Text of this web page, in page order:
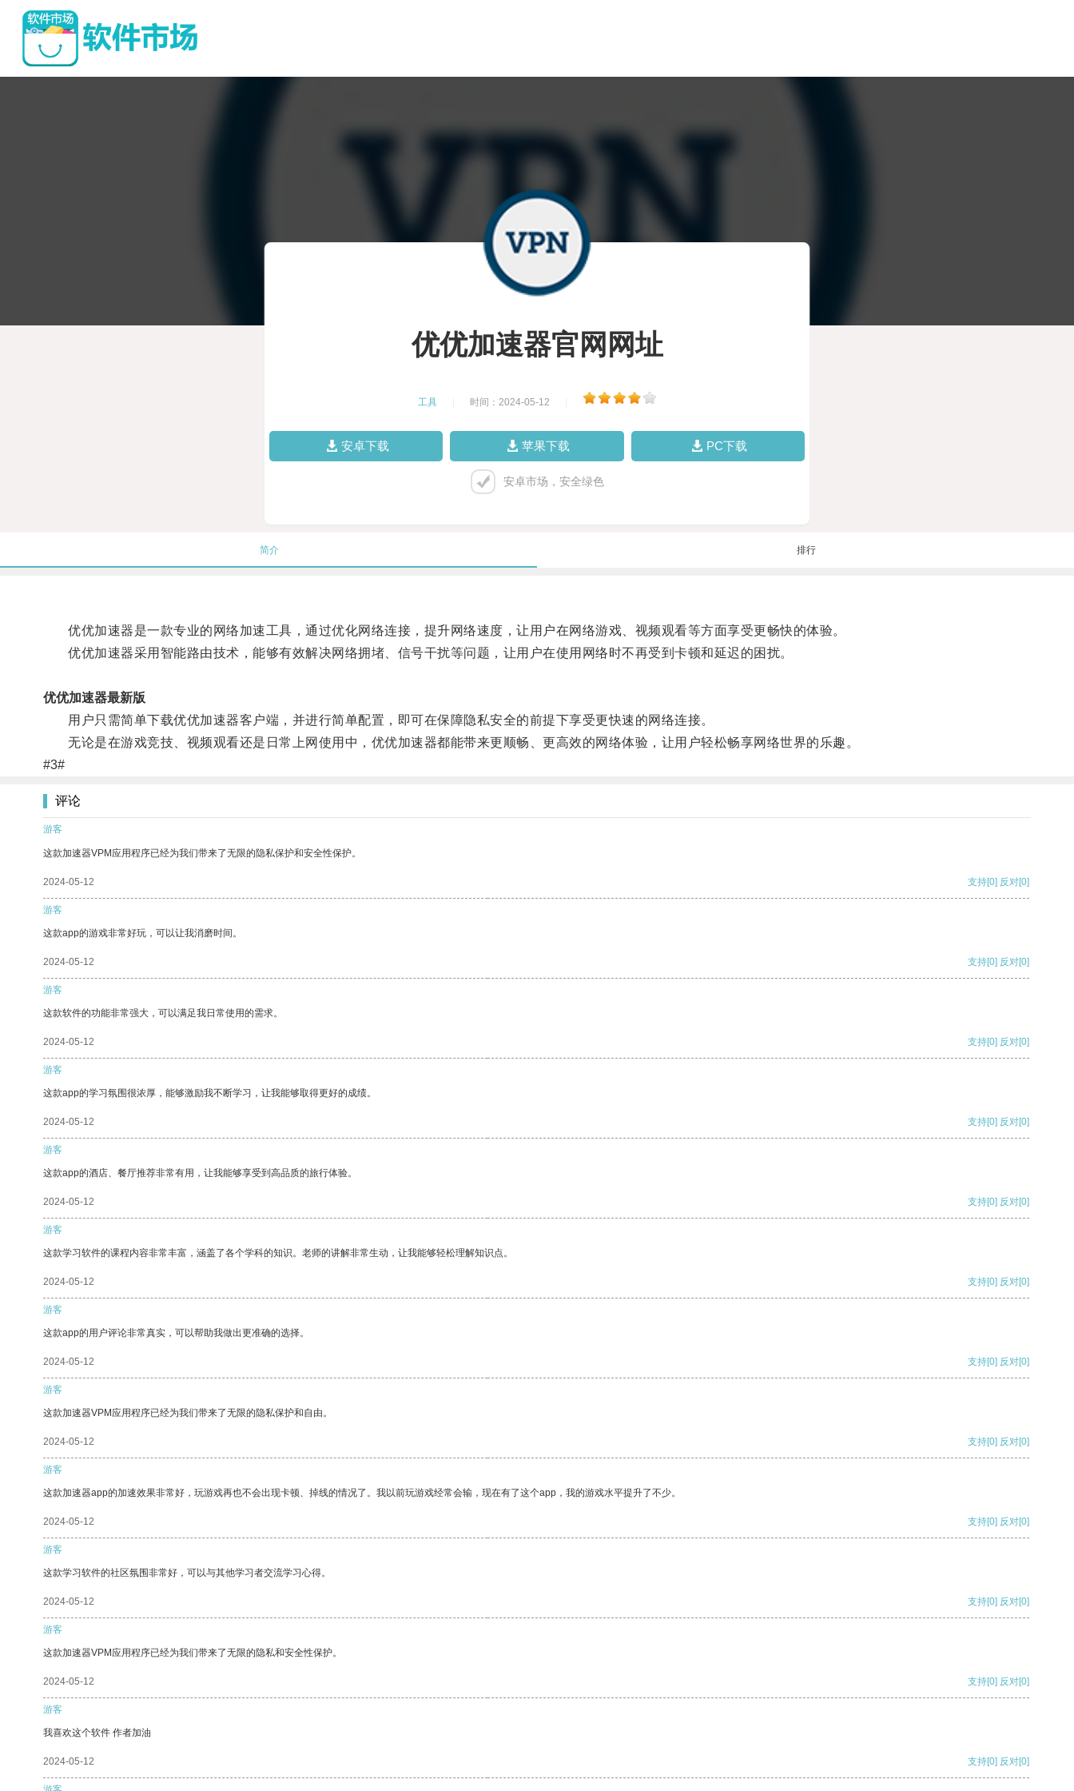
优优加速器官网网址
工具 时间：2024-05-12
安卓下载 苹果下载 PC下载
安卓市场，安全绿色
简介 排行
优优加速器是一款专业的网络加速工具，通过优化网络连接，提升网络速度，让用户在网络游戏、视频观看等方面享受更畅快的体验。
优优加速器采用智能路由技术，能够有效解决网络拥堵、信号干扰等问题，让用户在使用网络时不再受到卡顿和延迟的困扰。
优优加速器最新版
用户只需简单下载优优加速器客户端，并进行简单配置，即可在保障隐私安全的前提下享受更快速的网络连接。
无论是在游戏竞技、视频观看还是日常上网使用中，优优加速器都能带来更顺畅、更高效的网络体验，让用户轻松畅享网络世界的乐趣。
#3#
评论
游客
这款加速器VPM应用程序已经为我们带来了无限的隐私保护和安全性保护。
2024-05-12 支持[0] 反对[0]
游客
这款app的游戏非常好玩，可以让我消磨时间。
2024-05-12 支持[0] 反对[0]
游客
这款软件的功能非常强大，可以满足我日常使用的需求。
2024-05-12 支持[0] 反对[0]
游客
这款app的学习氛围很浓厚，能够激励我不断学习，让我能够取得更好的成绩。
2024-05-12 支持[0] 反对[0]
游客
这款app的酒店、餐厅推荐非常有用，让我能够享受到高品质的旅行体验。
2024-05-12 支持[0] 反对[0]
游客
这款学习软件的课程内容非常丰富，涵盖了各个学科的知识。老师的讲解非常生动，让我能够轻松理解知识点。
2024-05-12 支持[0] 反对[0]
游客
这款app的用户评论非常真实，可以帮助我做出更准确的选择。
2024-05-12 支持[0] 反对[0]
游客
这款加速器VPM应用程序已经为我们带来了无限的隐私保护和自由。
2024-05-12 支持[0] 反对[0]
游客
这款加速器app的加速效果非常好，玩游戏再也不会出现卡顿、掉线的情况了。我以前玩游戏经常会输，现在有了这个app，我的游戏水平提升了不少。
2024-05-12 支持[0] 反对[0]
游客
这款学习软件的社区氛围非常好，可以与其他学习者交流学习心得。
2024-05-12 支持[0] 反对[0]
游客
这款加速器VPM应用程序已经为我们带来了无限的隐私和安全性保护。
2024-05-12 支持[0] 反对[0]
游客
我喜欢这个软件 作者加油
2024-05-12 支持[0] 反对[0]